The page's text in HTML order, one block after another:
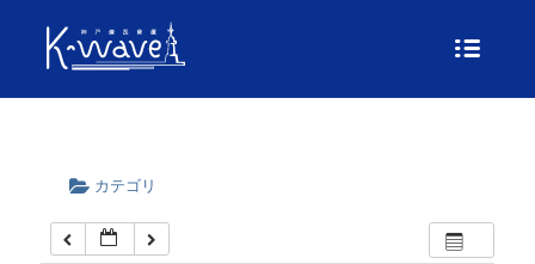
カテゴリ
04:00
06:00
07:00